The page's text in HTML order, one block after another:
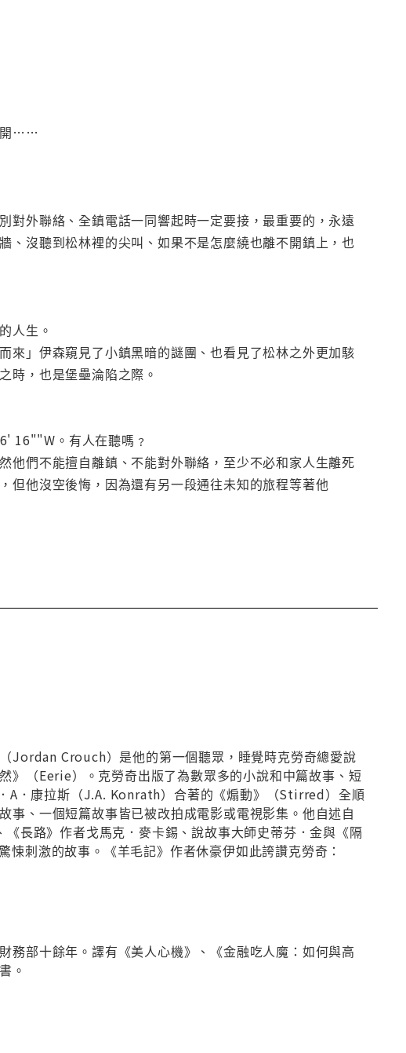
開……
對外聯絡、全鎮電話一同響起時一定要接，最重要的，永遠
沒聽到松林裡的尖叫、如果不是怎麼繞也離不開鎮上，也
人生。
來」伊森窺見了小鎮黑暗的謎團、也看見了松林之外更加駭
時，也是堡壘淪陷之際。
16""W。有人在聽嗎﹖
他們不能擅自離鎮、不能對外聯絡，至少不必和家人生離死
但他沒空後悔，因為還有另一段通往未知的旅程等著他
Jordan Crouch）是他的第一個聽眾，睡覺時克勞奇總愛說
》（Eerie）。克勞奇出版了為數眾多的小說和中篇故事、短
A．康拉斯（J.A. Konrath）合著的《煽動》（Stirred）全順
、一個短篇故事皆已被改拍成電影或電視影集。他自述自
長路》作者戈馬克．麥卡錫、說故事大師史蒂芬．金與《隔
刺激的故事。《羊毛記》作者休豪伊如此誇讚克勞奇：
務部十餘年。譯有《美人心機》、《金融吃人魔：如何與高
。